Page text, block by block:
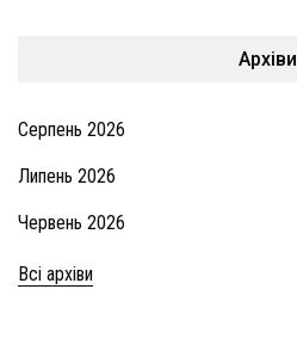
Архіви
Серпень 2026
Липень 2026
Червень 2026
Всі архіви